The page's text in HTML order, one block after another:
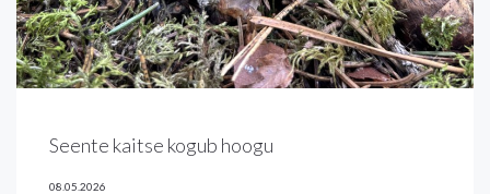
Seente kaitse kogub hoogu
08.05.2026